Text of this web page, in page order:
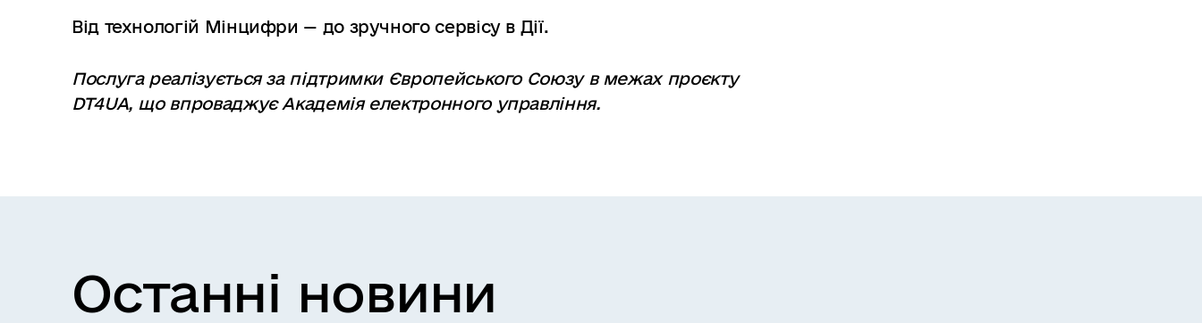
Від технологій Мінцифри — до зручного сервісу в Дії.
Послуга реалізується за підтримки Європейського Союзу в межах проєкту
DT4UA, що впроваджує Академія електронного управління.
Останні новини